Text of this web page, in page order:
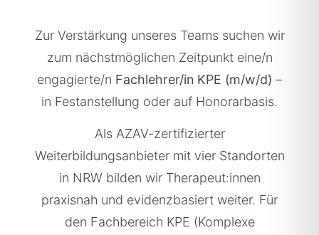
Zur Verstärkung unseres Teams suchen wir
zum nächstmöglichen Zeitpunkt eine/n
engagierte/n Fachlehrer/in KPE (m/w/d) –
in Festanstellung oder auf Honorarbasis.
Als AZAV-zertifizierter
Weiterbildungsanbieter mit vier Standorten
in NRW bilden wir Therapeut:innen
praxisnah und evidenzbasiert weiter. Für
den Fachbereich KPE (Komplexe